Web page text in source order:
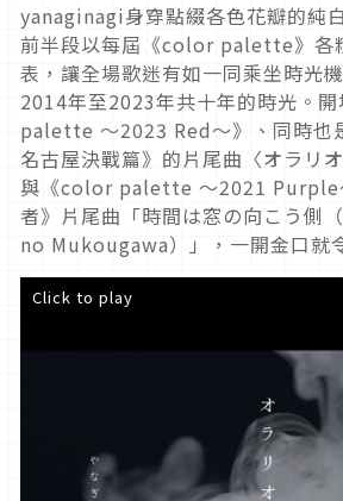
yanaginagi身穿點綴各色花瓣的純
前半段以每屆《color palette》各
表，讓全場歌迷有如一同乘坐時光
2014年至2023年共十年的時光。
palette ～2023 Red～》、同時也
名古屋決戰篇》的片尾曲〈オラリ
與《color palette ～2021 Purple
者》片尾曲「時間は窓の向こう側
no Mukougawa）」，一開金口就
Click to play